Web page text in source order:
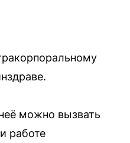
можно вызвать
работе